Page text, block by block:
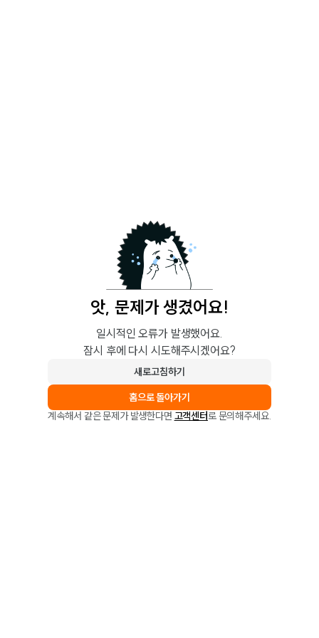
앗, 문제가 생겼어요!
일시적인 오류가 발생했어요.
잠시 후에 다시 시도해주시겠어요?
새로고침하기
홈으로 돌아가기
계속해서 같은 문제가 발생한다면 고객센터로 문의해주세요.